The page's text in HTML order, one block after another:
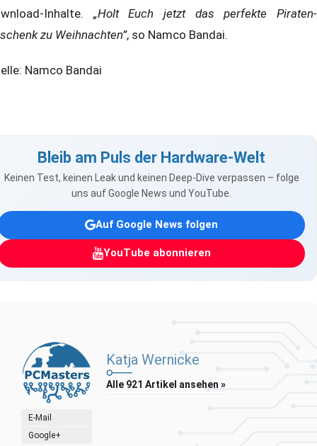
Inhalte. „Holt Euch jetzt das perfekte Piraten-
zu Weihnachten”, so Namco Bandai.
Namco Bandai
Bleib am Puls der Hardware-Welt
Keinen Test, keinen Leak und keinen Deep-Dive verpassen – folge
uns auf Google News und YouTube.
Auf Google News folgen
YouTube abonnieren
E-Mail
Google+
Katja Wernicke
Alle 921 Artikel ansehen »